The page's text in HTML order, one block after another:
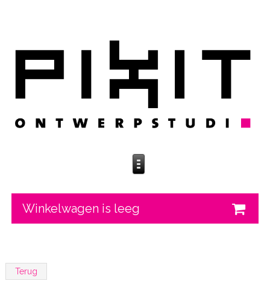
Winkelwagen is leeg
Terug